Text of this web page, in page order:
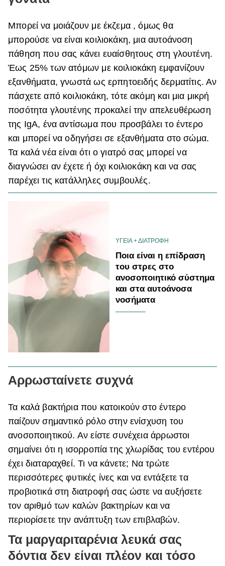
Hautes Grecians
Γάμος
Market News
Μπορεί να μοιάζουν με έκζεμα , όμως θα
μπορούσε να είναι κοιλιοκάκη, μια αυτοάνοση
πάθηση που σας κάνει ευαίσθητους στη γλουτένη.
Έως 25% των ατόμων με κοιλιοκάκη εμφανίζουν
εξανθήματα, γνωστά ως ερπητοειδής δερματίτις. Αν
πάσχετε από κοιλιοκάκη, τότε ακόμη και μια μικρή
ποσότητα γλουτένης προκαλεί την απελευθέρωση
της IgΑ, ένα αντίσωμα που προσβάλει το έντερο
και μπορεί να οδηγήσει σε εξανθήματα στο σώμα.
Τα καλά νέα είναι ότι ο γιατρό σας μπορεί να
διαγνώσει αν έχετε ή όχι κοιλιοκάκη και να σας
παρέχει τις κατάλληλες συμβουλές.
ΥΓΕΙΑ + ΔΙΑΤΡΟΦΗ
Ποια είναι η επίδραση
του στρες στο
ανοσοποιητικό σύστημα
και στα αυτοάνοσα
νοσήματα
Αρρωσταίνετε συχνά
Τα καλά βακτήρια που κατοικούν στο έντερο
παίζουν σημαντικό ρόλο στην ενίσχυση του
ανοσοποιητικού. Αν είστε συνέχεια άρρωστοι
σημαίνει ότι η ισορροπία της χλωρίδας του εντέρου
έχει διαταραχθεί. Τι να κάνετε; Να τρώτε
περισσότερες φυτικές ίνες και να εντάξετε τα
προβιοτικά στη διατροφή σας ώστε να αυξήσετε
τον αριθμό των καλών βακτηρίων και να
περιορίσετε την ανάπτυξη των επιβλαβών.
Τα μαργαριταρένια λευκά σας
δόντια δεν είναι πλέον και τόσο